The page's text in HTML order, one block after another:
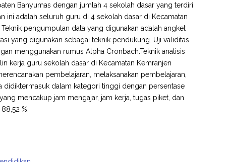
Banyumas dengan jumlah 4 sekolah dasar yang terdiri
ini adalah seluruh guru di 4 sekolah dasar di Kecamatan
pengumpulan data yang digunakan adalah angket
yang digunakan sebagai teknik pendukung. Uji validitas
menggunakan rumus Alpha Cronbach.Teknik analisis
kerja guru sekolah dasar di Kecamatan Kemranjen
pembelajaran, melaksanakan pembelajaran,
dalam kategori tinggi dengan persentase
mencakup jam mengajar, jam kerja, tugas piket, dan
%.